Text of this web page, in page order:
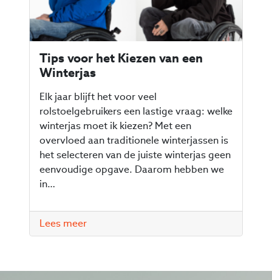
Tips voor het Kiezen van een
Winterjas
Elk jaar blijft het voor veel
rolstoelgebruikers een lastige vraag: welke
winterjas moet ik kiezen? Met een
overvloed aan traditionele winterjassen is
het selecteren van de juiste winterjas geen
eenvoudige opgave. Daarom hebben we
in…
Lees meer